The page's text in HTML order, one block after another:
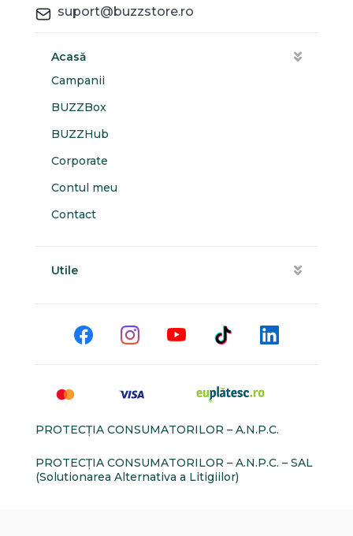
suport@buzzstore.ro
Acasă
Campanii
BUZZBox
BUZZHub
Corporate
Contul meu
Contact
Utile
PROTECŢIA CONSUMATORILOR – A.N.P.C.
PROTECŢIA CONSUMATORILOR – A.N.P.C. – SAL
(Solutionarea Alternativa a Litigiilor)